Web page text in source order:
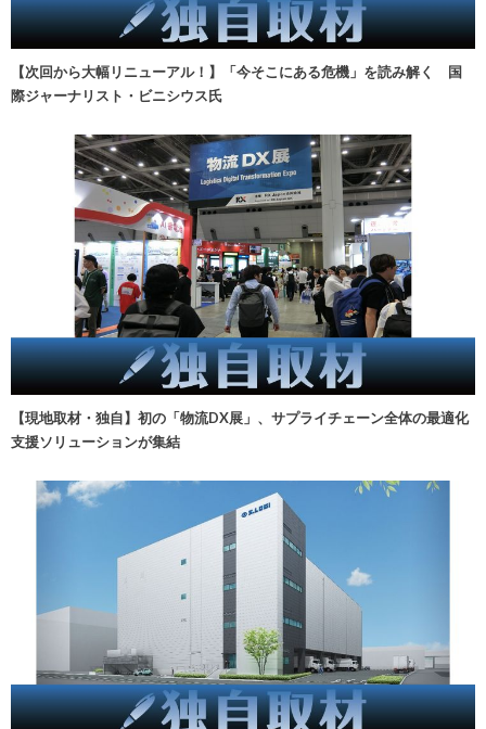
【次回から大幅リニューアル！】「今そこにある危機」を読み解く 国
際ジャーナリスト・ビニシウス氏
【現地取材・独自】初の「物流DX展」、サプライチェーン全体の最適化
支援ソリューションが集結